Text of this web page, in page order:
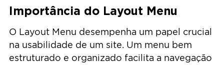
Importância do Layout Menu
O Layout Menu desempenha um papel crucial
na usabilidade de um site. Um menu bem
estruturado e organizado facilita a navegação